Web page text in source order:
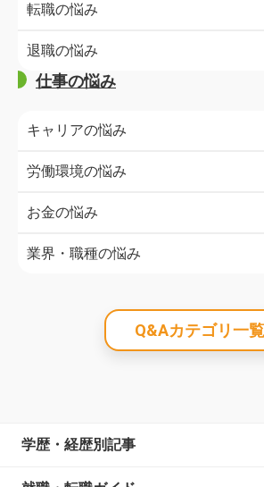
転職の悩み
退職の悩み
仕事の悩み
キャリアの悩み
労働環境の悩み
お金の悩み
業界・職種の悩み
Q&Aカテゴリ一覧
学歴・経歴別記事
中卒からの就職の記事一覧